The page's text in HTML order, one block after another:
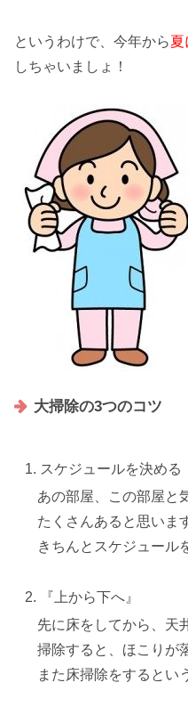
というわけで、今年から夏
しちゃいましょ！
大掃除の3つのコツ
スケジュールを決める
あの部屋、この部屋と
たくさんあると思いま
きちんとスケジュール
『上から下へ』
先に床をしてから、天
掃除すると、ほこりが
また床掃除をするとい